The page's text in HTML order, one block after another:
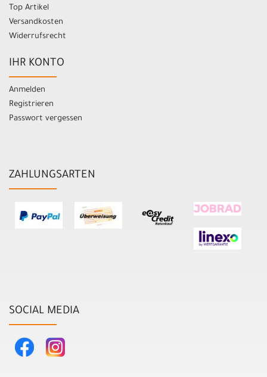
Top Artikel
Versandkosten
Widerrufsrecht
IHR KONTO
Anmelden
Registrieren
Passwort vergessen
ZAHLUNGSARTEN
SOCIAL MEDIA